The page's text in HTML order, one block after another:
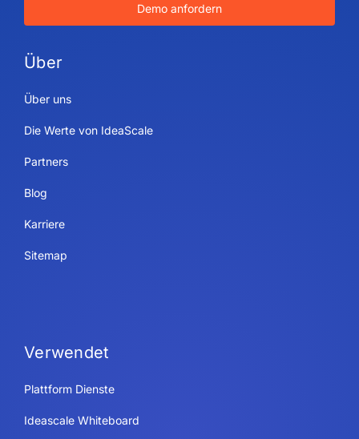
Demo anfordern
Über
Über uns
Die Werte von IdeaScale
Partners
Blog
Karriere
Sitemap
Verwendet
Plattform Dienste
Ideascale Whiteboard